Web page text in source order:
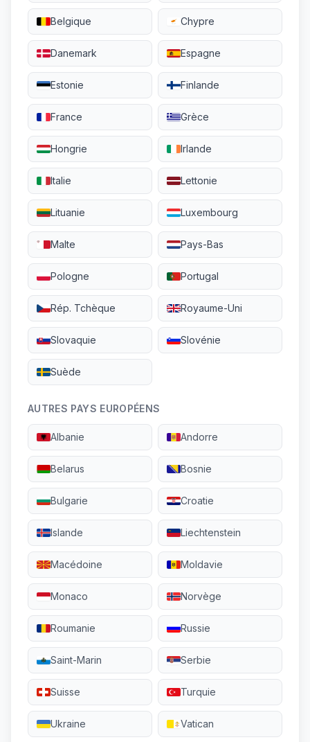
Belgique Chypre
Danemark Espagne
Estonie Finlande
France Grèce
Hongrie Irlande
Italie Lettonie
Lituanie Luxembourg
Malte Pays-Bas
Pologne Portugal
Rép. Tchèque Royaume-Uni
Slovaquie Slovénie
Suède
AUTRES PAYS EUROPÉENS
Albanie Andorre
Belarus Bosnie
Bulgarie Croatie
Islande Liechtenstein
Macédoine Moldavie
Monaco Norvège
Roumanie Russie
Saint-Marin Serbie
Suisse Turquie
Ukraine Vatican